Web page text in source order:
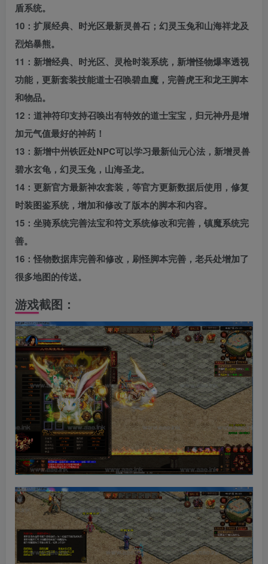
盾系统。
10：扩展经典、时光区最新灵兽石；幻灵玉兔和山海祥龙及
烈焰暴熊。
11：新增经典、时光区、灵枪时装系统，新增怪物爆率透视
功能，更新套装技能道士召唤碧血魔，完善虎王和龙王脚本
和物品。
12：道神符印支持召唤出有特效的道士宝宝，归元神丹是增
加元气值最好的神药！
13：新增中州铁匠处NPC可以学习最新仙元心法，新增灵兽
碧水玄龟，幻灵玉兔，山海圣龙。
14：更新官方最新神农套装，等官方更新数据后使用，修复
时装图鉴系统，增加和修改了版本的脚本和内容。
15：坐骑系统完善法宝和符文系统修改和完善，镇魔系统完
善。
16：怪物数据库完善和修改，刷怪脚本完善，老兵处增加了
很多地图的传送。
游戏截图：